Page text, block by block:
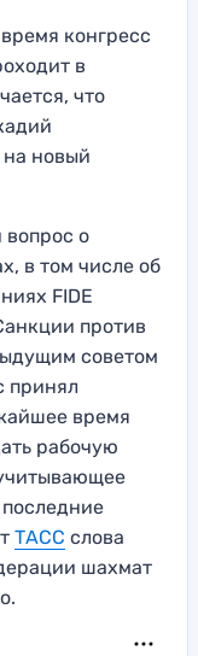
конгресс
в
что
новый
вопрос о
в том числе об
FIDE
против
советом
принял
время
рабочую
ТАСС слова
шахмат